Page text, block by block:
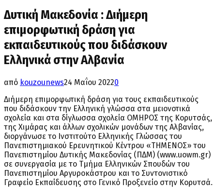
Δυτική Μακεδονία : Διήμερη
επιμορφωτική δράση για
εκπαιδευτικούς που διδάσκουν
Ελληνικά στην Αλβανία
από kouzounews24 Μαΐου 20220
Διήμερη επιμορφωτική δράση για τους εκπαιδευτικούς
που διδάσκουν την Ελληνική γλώσσα στα μειονοτικά
σχολεία και στα δίγλωσσα σχολεία ΟΜΗΡΟΣ της Κορυτσάς,
της Χιμάρας και άλλων σχολικών μονάδων της Αλβανίας,
διοργάνωσε το Ινστιτούτο Ελληνικής Γλώσσας του
Πανεπιστημιακού Ερευνητικού Κέντρου «ΤΗΜΕΝΟΣ» του
Πανεπιστημίου Δυτικής Μακεδονίας (ΠΔΜ) (www.uowm.gr)
σε συνεργασία με το Τμήμα Ελληνικών Σπουδών του
Πανεπιστημίου Αργυροκάστρου και το Συντονιστικό
Γραφείο Εκπαίδευσης στο Γενικό Προξενείο στην Κορυτσά.